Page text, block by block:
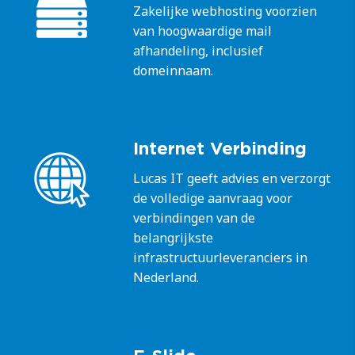
Zakelijke webhosting voorzien
van hoogwaardige mail
afhandeling, inclusief
domeinnaam.
Internet Verbinding
Lucas IT geeft advies en verzorgt
de volledige aanvraag voor
verbindingen van de
belangrijkste
infrastructuurleveranciers in
Nederland.